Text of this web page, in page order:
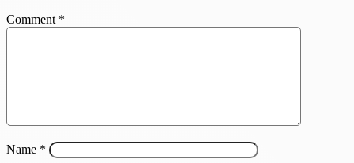
Comment *
Name *